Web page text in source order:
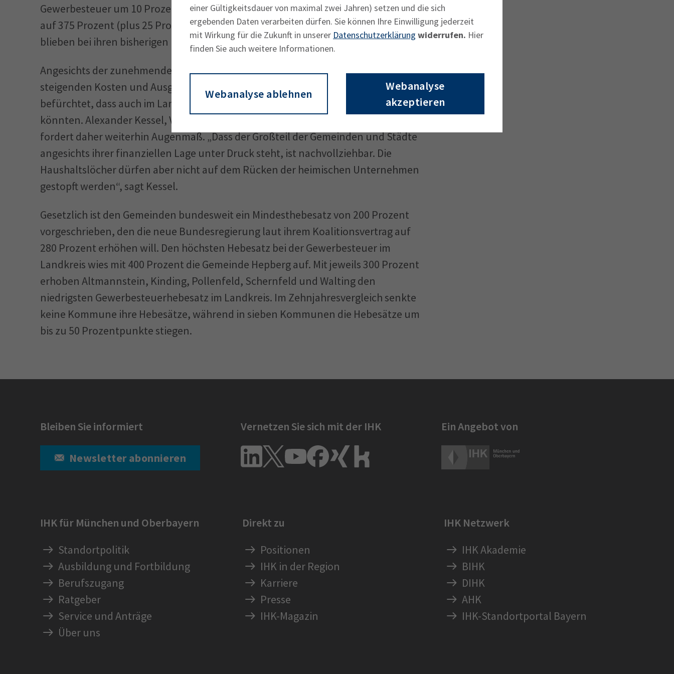
einer Gültigkeitsdauer von maximal zwei Jahren) setzen und die sich
ergebenden Daten verarbeiten dürfen. Sie können Ihre Einwilligung jederzeit
mit Wirkung für die Zukunft in unserer Datenschutzerklärung widerrufen. Hier
finden Sie auch weitere Informationen.
Webanalyse ablehnen
Webanalyse
akzeptieren
Gewerbe­steuer um 10 Prozentpunkte auf 310 Prozent und Wettstetten erhöhte
auf 375 Prozent (plus 25 Prozentpunkte). Alle anderen Städte und Gemeinden
blieben bei ihren bisherigen Prozentsätzen.
Angesichts der zunehmenden finanziellen Engpässe bei zeitgleich weiter
steigenden Kosten und Ausgaben der Städte und Gemeinden hatte die IHK bereits
befürchtet, dass auch im Landkreis einige Gemeinden ihre Hebesätze anheben
könnten. Alexander Kessel, Vorsitzender des IHK-Regionalausschusses Eichstätt,
fordert daher weiterhin Augenmaß. „Dass der Großteil der Gemeinden und Städte
angesichts ihrer finanziellen Lage unter Druck steht, ist nachvollziehbar. Die
Haushaltslöcher dürfen aber nicht auf dem Rücken der heimischen Unternehmen
gestopft werden“, sagt Kessel.
Gesetzlich ist den Gemeinden bundesweit ein Mindesthebesatz von 200 Prozent
vorge­schrieben, den die neue Bundesregierung laut ihrem Koalitionsvertrag auf
280 Prozent erhöhen will. Den höchsten Hebesatz bei der Gewerbesteuer im
Landkreis wies mit 400 Prozent die Gemeinde Hepberg auf. Mit jeweils 300 Prozent
erhoben Altmannstein, Kinding, Pollenfeld, Schernfeld und Walting den
niedrigsten Gewerbesteuerhebesatz im Landkreis. Im Zehnjahresvergleich senkte
keine Kommune ihre Hebesätze, während in sieben Kommunen die Hebesätze um
bis zu 50 Prozentpunkte stiegen.
Bleiben Sie informiert
Newsletter abonnieren
Vernetzen Sie sich mit der IHK Ein Angebot von
IHK für München und Oberbayern
Standortpolitik
Ausbildung und Fortbildung
Berufszugang
Ratgeber
Service und Anträge
Über uns
Direkt zu
Positionen
IHK in der Region
Karriere
Presse
IHK-Magazin
IHK Netzwerk
IHK Akademie
BIHK
DIHK
AHK
IHK-Standortportal Bayern